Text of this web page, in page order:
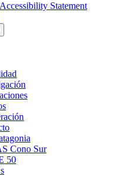
Accessibility Statement
Cono Sur
50